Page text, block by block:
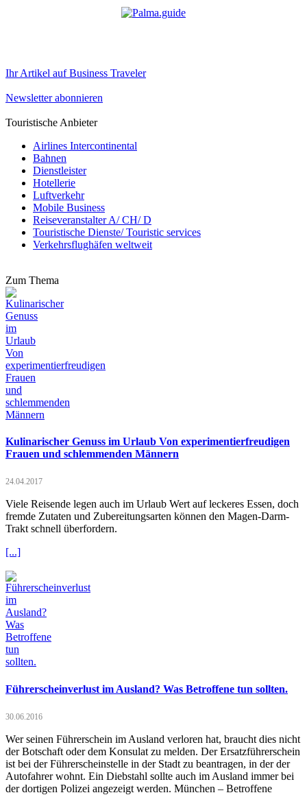
Ihr Artikel auf Business Traveler
Newsletter abonnieren
Touristische Anbieter
Airlines Intercontinental
Bahnen
Dienstleister
Hotellerie
Luftverkehr
Mobile Business
Reiseveranstalter A/ CH/ D
Touristische Dienste/ Touristic services
Verkehrsflughäfen weltweit
Zum Thema
Kulinarischer Genuss im Urlaub Von experimentierfreudigen
Frauen und schlemmenden Männern
24.04.2017
Viele Reisende legen auch im Urlaub Wert auf leckeres Essen, doch
fremde Zutaten und Zubereitungsarten können den Magen-Darm-
Trakt schnell überfordern.
[...]
Führerscheinverlust im Ausland? Was Betroffene tun sollten.
30.06.2016
Wer seinen Führerschein im Ausland verloren hat, braucht dies nicht
der Botschaft oder dem Konsulat zu melden. Der Ersatzführerschein
ist bei der Führerscheinstelle in der Stadt zu beantragen, in der der
Autofahrer wohnt. Ein Diebstahl sollte auch im Ausland immer bei
der dortigen Polizei angezeigt werden. München – Betroffene